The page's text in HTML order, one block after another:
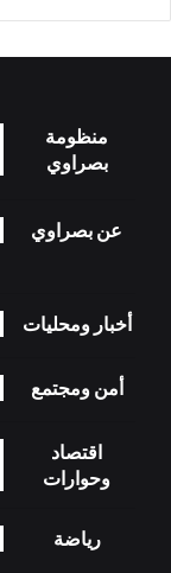
منظومة
بصراوي
عن بصراوي
أخبار ومحليات
أمن ومجتمع
اقتصاد
وحوارات
رياضة